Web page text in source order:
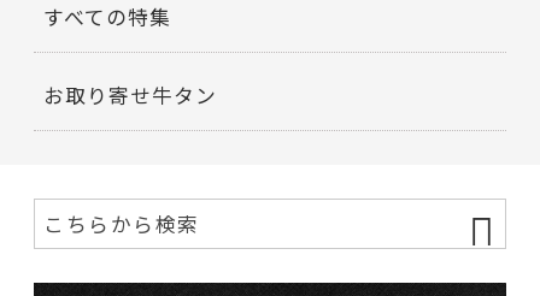
すべての特集
お取り寄せ牛タン